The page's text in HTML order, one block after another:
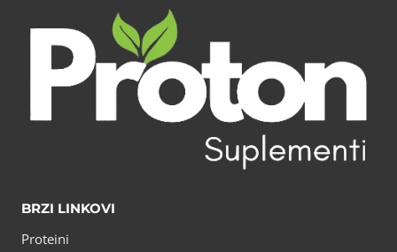
BRZI LINKOVI
Proteini